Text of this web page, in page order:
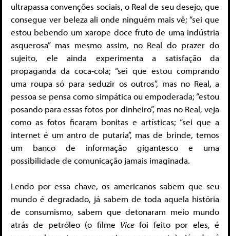
ultrapassa convenções sociais, o Real de seu desejo, que
consegue ver beleza ali onde ninguém mais vê; “sei que
estou bebendo um xarope doce fruto de uma indústria
asquerosa” mas mesmo assim, no Real do prazer do
sujeito, ele ainda experimenta a satisfação da
propaganda da coca-cola; “sei que estou comprando
uma roupa só para seduzir os outros”, mas no Real, a
pessoa se pensa como simpática ou empoderada; “estou
posando para essas fotos por dinheiro”, mas no Real, veja
como as fotos ficaram bonitas e artísticas; “sei que a
internet é um antro de putaria”, mas de brinde, temos
um banco de informação gigantesco e uma
possibilidade de comunicação jamais imaginada.
Lendo por essa chave, os americanos sabem que seu
mundo é degradado, já sabem de toda aquela história
de consumismo, sabem que detonaram meio mundo
atrás de petróleo (o filme Vice foi feito por eles, é